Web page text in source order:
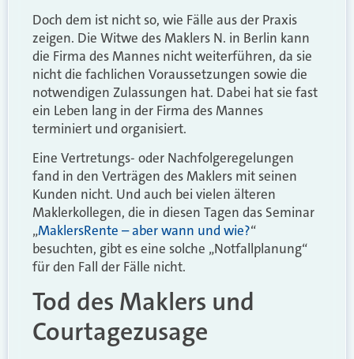
Doch dem ist nicht so, wie Fälle aus der Praxis
zeigen. Die Witwe des Maklers N. in Berlin kann
die Firma des Mannes nicht weiterführen, da sie
nicht die fachlichen Voraussetzungen sowie die
notwendigen Zulassungen hat. Dabei hat sie fast
ein Leben lang in der Firma des Mannes
terminiert und organisiert.
Eine Vertretungs- oder Nachfolgeregelungen
fand in den Verträgen des Maklers mit seinen
Kunden nicht. Und auch bei vielen älteren
Maklerkollegen, die in diesen Tagen das Seminar
„MaklersRente – aber wann und wie?“
besuchten, gibt es eine solche „Notfallplanung“
für den Fall der Fälle nicht.
Tod des Maklers und
Courtagezusage